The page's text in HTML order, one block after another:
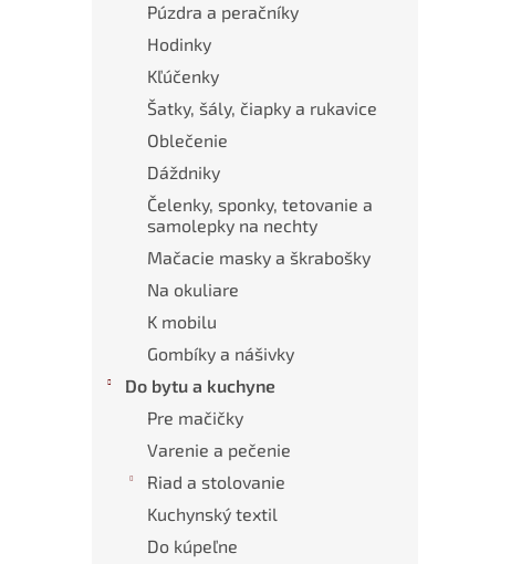
Púzdra a peračníky
Hodinky
Kľúčenky
Šatky, šály, čiapky a rukavice
Oblečenie
Dáždniky
Čelenky, sponky, tetovanie a
samolepky na nechty
Mačacie masky a škrabošky
Na okuliare
K mobilu
Gombíky a nášivky
Do bytu a kuchyne
Pre mačičky
Varenie a pečenie
Riad a stolovanie
Kuchynský textil
Do kúpeľne